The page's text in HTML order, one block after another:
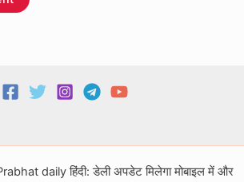
daily हिंदी: डेली अपडेट मिलेगा मोबाइल में और